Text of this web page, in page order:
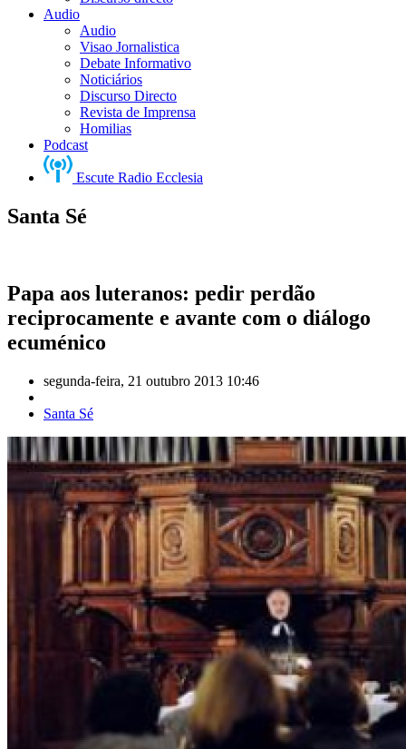
Audio
Audio
Visao Jornalistica
Debate Informativo
Noticiários
Discurso Directo
Revista de Imprensa
Homilias
Podcast
Escute Radio Ecclesia
Santa Sé
Papa aos luteranos: pedir perdão
reciprocamente e avante com o diálogo
ecuménico
segunda-feira, 21 outubro 2013 10:46
Santa Sé